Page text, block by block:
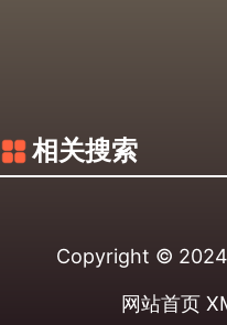
相关搜索
Copyright © 2024
网站首页